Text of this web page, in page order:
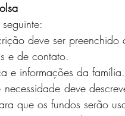
deve ser preenchido
e de contato.
e informações da família.
deve
que os fundos serão